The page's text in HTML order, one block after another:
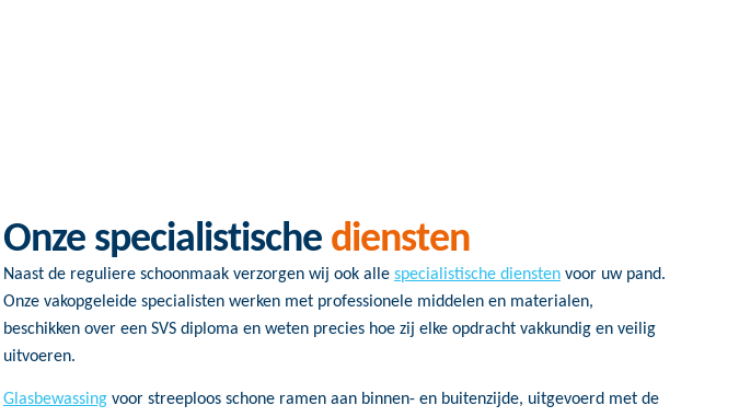
Onze specialistische diensten
Naast de reguliere schoonmaak verzorgen wij ook alle specialistische diensten voor uw pand.
Onze vakopgeleide specialisten werken met professionele middelen en materialen,
beschikken over een SVS diploma en weten precies hoe zij elke opdracht vakkundig en veilig
uitvoeren.
Glasbewassing voor streeploos schone ramen aan binnen- en buitenzijde, uitgevoerd met de